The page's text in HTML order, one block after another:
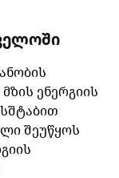
ენერგიის
შეუწყოს